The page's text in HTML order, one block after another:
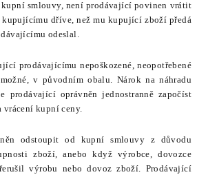
smlouvy, není prodávající povinen vrátit
dříve, než mu kupující zboží předá
odeslal.
prodávajícímu nepoškozené, neopotřebené
v původním obalu. Nárok na náhradu
oprávněn jednostranně započíst
kupní ceny.
odstoupit od kupní smlouvy z důvodu
zboží, anebo když výrobce, dovozce
výrobu nebo dovoz zboží. Prodávající